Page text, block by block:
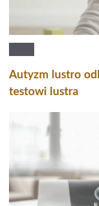
Autyzm lustro
testowi lustra